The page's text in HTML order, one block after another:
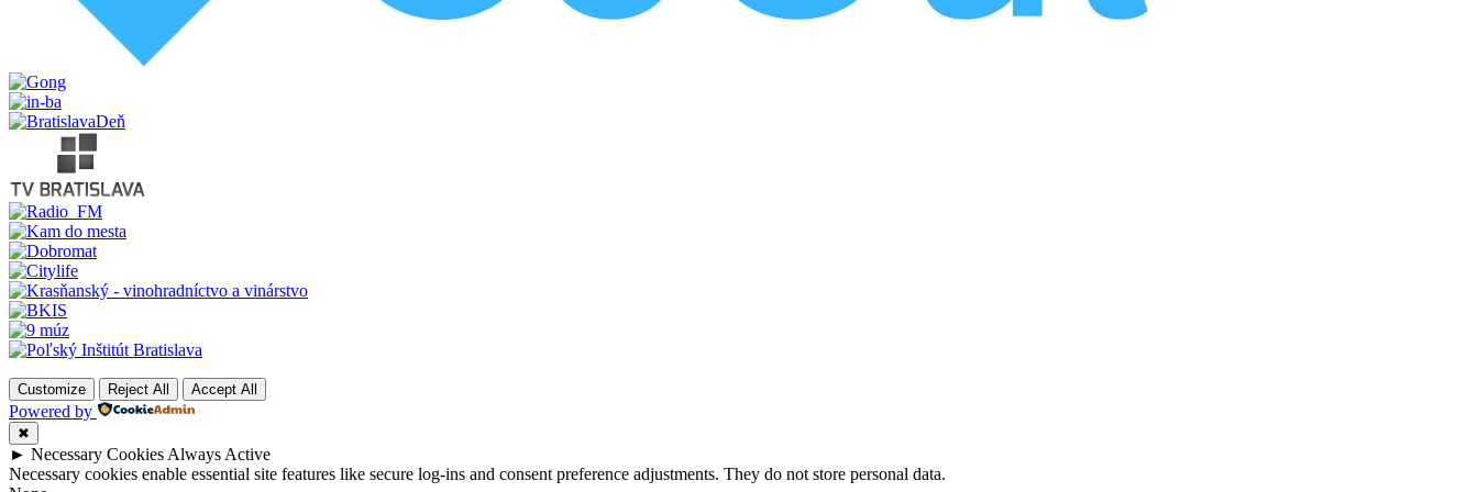
Customize Reject All Accept All
Powered by
✖
► Necessary Cookies Always Active
Necessary cookies enable essential site features like secure log-ins and consent preference adjustments. They do not store personal data.